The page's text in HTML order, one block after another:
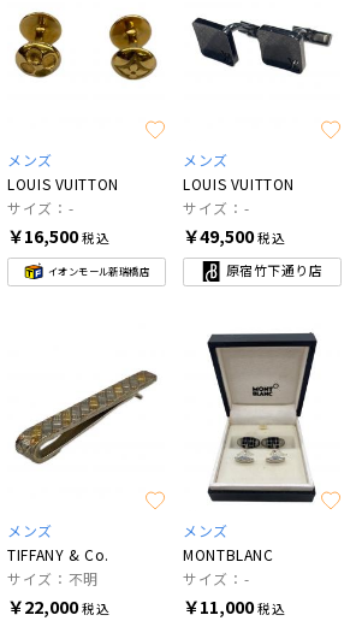
メンズ
LOUIS VUITTON
サイズ：-
￥16,500税込
イオンモール新瑞橋店
メンズ
LOUIS VUITTON
サイズ：-
￥49,500税込
原宿竹下通り店
メンズ
TIFFANY & Co.
サイズ：不明
￥22,000税込
メンズ
MONTBLANC
サイズ：-
￥11,000税込